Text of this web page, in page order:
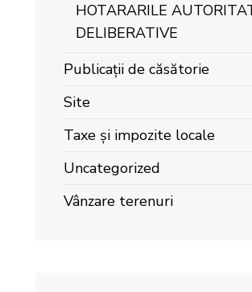
HOTARARILE
DELIBERATIVE
Publicații de căsătorie
Site
Taxe și impozite locale
Uncategorized
Vânzare terenuri